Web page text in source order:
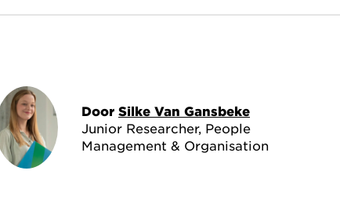
Door Silke Van Gansbeke
Junior Researcher, People
Management & Organisation